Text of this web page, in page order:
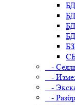
-
-
-
-